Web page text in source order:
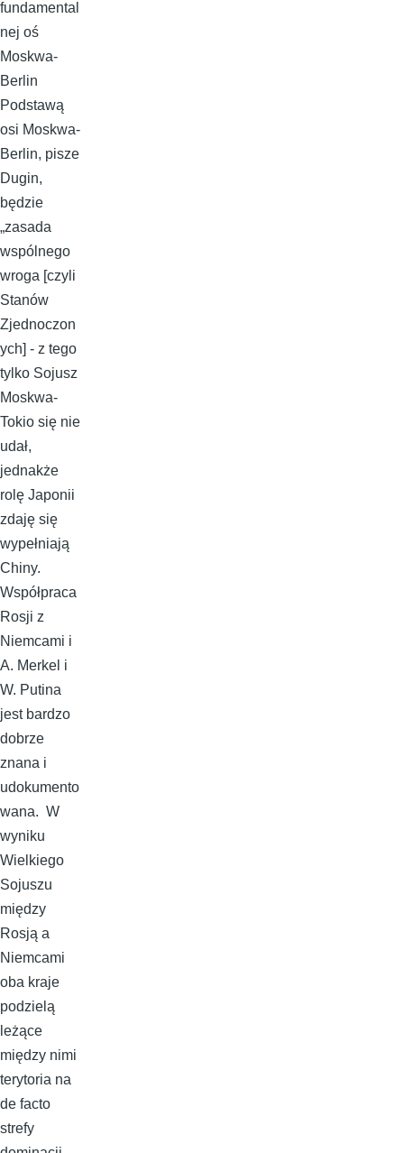
fundamental
nej oś
Moskwa-
Berlin
Podstawą
osi Moskwa-
Berlin, pisze
Dugin,
będzie
„zasada
wspólnego
wroga [czyli
Stanów
Zjednoczon
ych] - z tego
tylko Sojusz
Moskwa-
Tokio się nie
udał,
jednakże
rolę Japonii
zdaję się
wypełniają
Chiny.
Współpraca
Rosji z
Niemcami i
A. Merkel i
W. Putina
jest bardzo
dobrze
znana i
udokumento
wana. W
wyniku
Wielkiego
Sojuszu
między
Rosją a
Niemcami
oba kraje
podzielą
leżące
między nimi
terytoria na
de facto
strefy